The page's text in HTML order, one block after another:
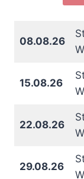
08.08.26
15.08.26
22.08.26
29.08.26